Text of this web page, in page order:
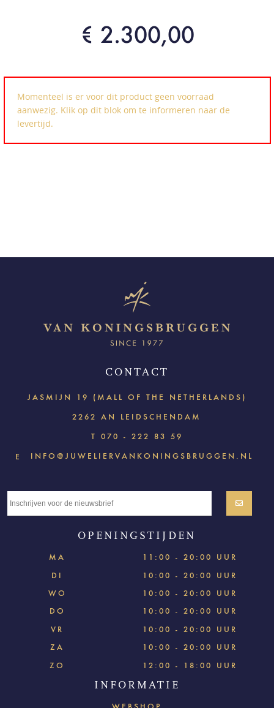
€ 2.300,00
Momenteel is er voor dit product geen voorraad
aanwezig. Klik op dit blok om te informeren naar de
levertijd.
CONTACT
JASMIJN 19 (MALL OF THE NETHERLANDS)
2262 AN LEIDSCHENDAM
T 070 - 222 83 59
E INFO@JUWELIERVANKONINGSBRUGGEN.NL
OPENINGSTIJDEN
MA
11:00 - 20:00 UUR
DI
10:00 - 20:00 UUR
WO
10:00 - 20:00 UUR
DO
10:00 - 20:00 UUR
VR
10:00 - 20:00 UUR
ZA
10:00 - 20:00 UUR
ZO
12:00 - 18:00 UUR
INFORMATIE